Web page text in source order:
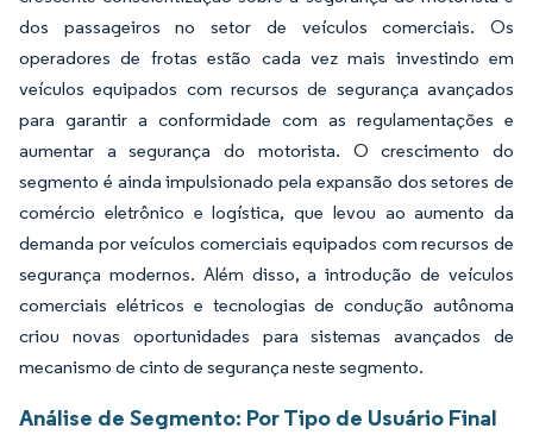
dos passageiros no setor de veículos comerciais. Os
operadores de frotas estão cada vez mais investindo em
veículos equipados com recursos de segurança avançados
para garantir a conformidade com as regulamentações e
aumentar a segurança do motorista. O crescimento do
segmento é ainda impulsionado pela expansão dos setores de
comércio eletrônico e logística, que levou ao aumento da
demanda por veículos comerciais equipados com recursos de
segurança modernos. Além disso, a introdução de veículos
comerciais elétricos e tecnologias de condução autônoma
criou novas oportunidades para sistemas avançados de
mecanismo de cinto de segurança neste segmento.
Análise de Segmento: Por Tipo de Usuário Final